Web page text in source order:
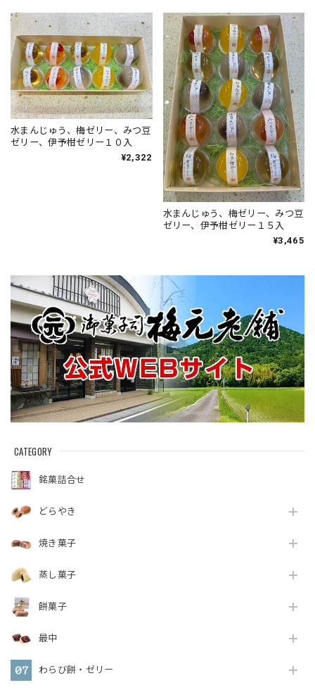
CATEGORY
銘菓詰合せ
どらやき
焼き菓子
蒸し菓子
餅菓子
最中
わらび餅・ゼリー
水まんじゅう、梅ゼリー、みつ豆
ゼリー、伊予柑ゼリー１０入
¥2,322
水まんじゅう、梅ゼリー、みつ豆
ゼリー、伊予柑ゼリー１５入
¥3,465